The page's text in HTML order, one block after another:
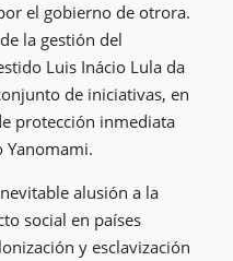
el gobierno de otrora.
la gestión del
Luis Inácio Lula da
de iniciativas, en
protección inmediata
alusión a la
social en países
y esclavización